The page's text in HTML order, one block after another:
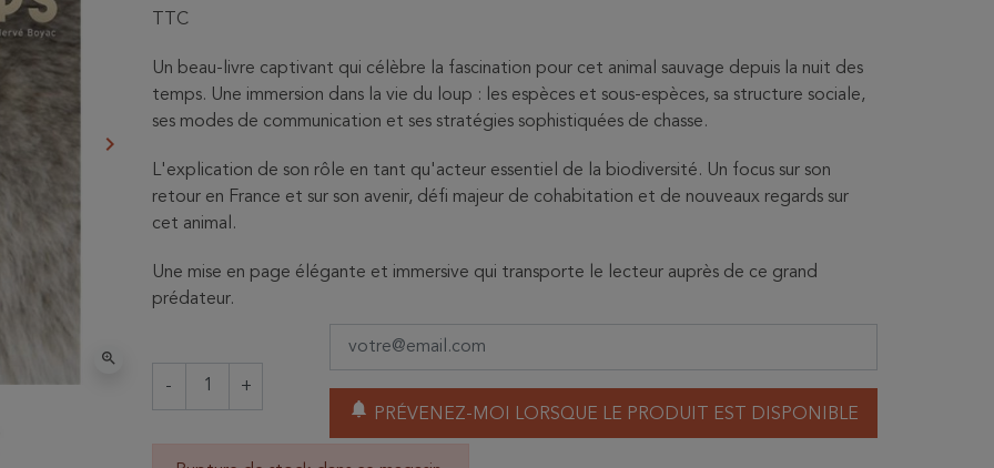
Suivant
keyboard_arrow_right
zoom_in
TTC
Un beau-livre captivant qui célèbre la fascination pour cet animal sauvage depuis la nuit des
temps. Une immersion dans la vie du loup : les espèces et sous-espèces, sa structure sociale,
ses modes de communication et ses stratégies sophistiquées de chasse.
L'explication de son rôle en tant qu'acteur essentiel de la biodiversité. Un focus sur son
retour en France et sur son avenir, défi majeur de cohabitation et de nouveaux regards sur
cet animal.
Une mise en page élégante et immersive qui transporte le lecteur auprès de ce grand
prédateur.
- +
notifications PRÉVENEZ-MOI LORSQUE LE PRODUIT EST DISPONIBLE